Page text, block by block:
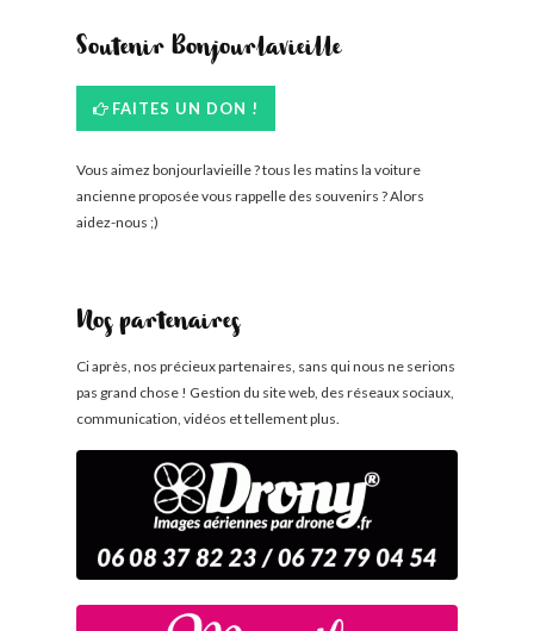
Soutenir Bonjourlavieille
FAITES UN DON !
Vous aimez bonjourlavieille ? tous les matins la voiture
ancienne proposée vous rappelle des souvenirs ? Alors
aidez-nous ;)
Nos partenaires
Ci après, nos précieux partenaires, sans qui nous ne serions
pas grand chose ! Gestion du site web, des réseaux sociaux,
communication, vidéos et tellement plus.